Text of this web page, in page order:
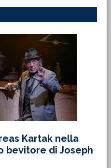
Kartak nella
bevitore di Joseph